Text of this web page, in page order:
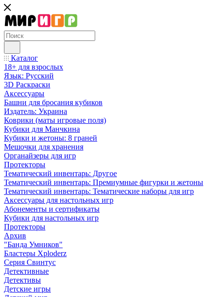
Каталог
18+ для взрослых
Язык: Русский
3D Раскраски
Аксессуары
Башни для бросания кубиков
Издатель: Украина
Коврики (маты игровые поля)
Кубики для Манчкина
Кубики и жетоны: 8 граней
Мешочки для хранения
Органайзеры для игр
Протекторы
Тематический инвентарь: Другое
Тематический инвентарь: Премиумные фигурки и жетоны
Тематический инвентарь: Тематические наборы для игр
Аксессуары для настольных игр
Абонементы и сертификаты
Кубики для настольных игр
Протекторы
Архив
"Банда Умников"
Бластеры Xploderz
Cерия Свинтус
Детективные
Детективы
Детские игры